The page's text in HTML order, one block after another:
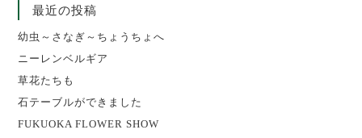
最近の投稿
幼虫～さなぎ～ちょうちょへ
ニーレンベルギア
草花たちも
石テーブルができました
FUKUOKA FLOWER SHOW